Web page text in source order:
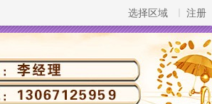
选择区域 注册